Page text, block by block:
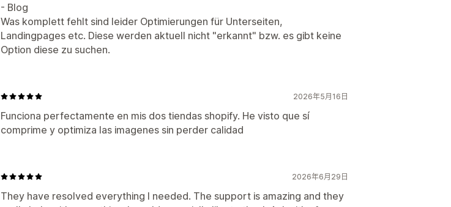
- Blog
Was komplett fehlt sind leider Optimierungen für Unterseiten,
Landingpages etc. Diese werden aktuell nicht "erkannt" bzw. es gibt keine
Option diese zu suchen.
2026年5月16日
Funciona perfectamente en mis dos tiendas shopify. He visto que sí
comprime y optimiza las imagenes sin perder calidad
2026年6月29日
They have resolved everything I needed. The support is amazing and they